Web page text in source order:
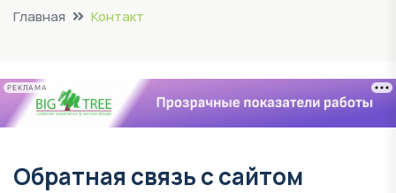
Главная Контакт
РЕКЛАМА
Обратная связь с сайтом